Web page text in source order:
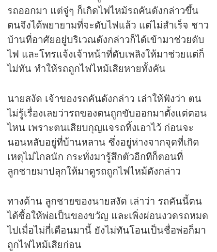
รถออกมา แต่จู่ๆ ก็เกิดไฟไหม้รถคันดังกล่าวขึ้น
ตนจึงได้พยายามที่จะดับไฟแล้ว แต่ไม่สำเร็จ ชาว
บ้านที่อาศัยอยู่บริเวณดังกล่าวก็ได้เข้ามาช่วยดับ
ไฟ และโทรแจ้งเจ้าหน้าที่ดับเพลิงให้มาช่วยแต่ก็
ไม่ทัน ทำให้รถถูกไฟไหม้เสียหายทั้งคัน
นายสงัด เจ้าของรถคันดังกล่าว เล่าให้ฟังว่า ตน
ไม่รู้เรื่องเลยว่ารถของตนถูกขับออกมาตั้งแต่ตอน
ไหน เพราะตนเสียบกุญแจรถทิ้งเอาไว้ ก่อนจะ
นอนหลับอยู่ที่บ้านหลาน ซึ่งอยู่ห่างจากจุดที่เกิด
เหตุไม่ไกลนัก กระทั่งมารู้สึกตัวอีกทีก็ตอนที่
ลูกชายมาปลุกให้มาดูรถถูกไฟไหม้ดังกล่าว
ทางด้าน ลูกชายของนายสงัด เล่าว่า รถคันนี้ตน
ได้ซื้อให้พ่อเป็นของขวัญ และเพิ่งผ่อนงวดรถหมด
ไปเมื่อไม่กี่เดือนมานี้ ยังไม่ทันโอนเป็นชื่อพ่อก็มา
ถูกไฟไหม้เสียก่อน